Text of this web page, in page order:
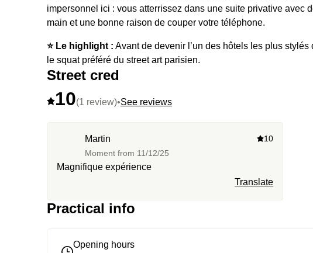
impersonnel ici : vous atterrissez dans une suite privative avec
main et une bonne raison de couper votre téléphone.
⭐️ Le highlight : Avant de devenir l’un des hôtels les plus
le squat préféré du street art parisien.
Street cred
10(1 review)•See reviews
Martin
Moment from 11/12/25
10
Magnifique expérience
Translate
Practical info
Opening hours